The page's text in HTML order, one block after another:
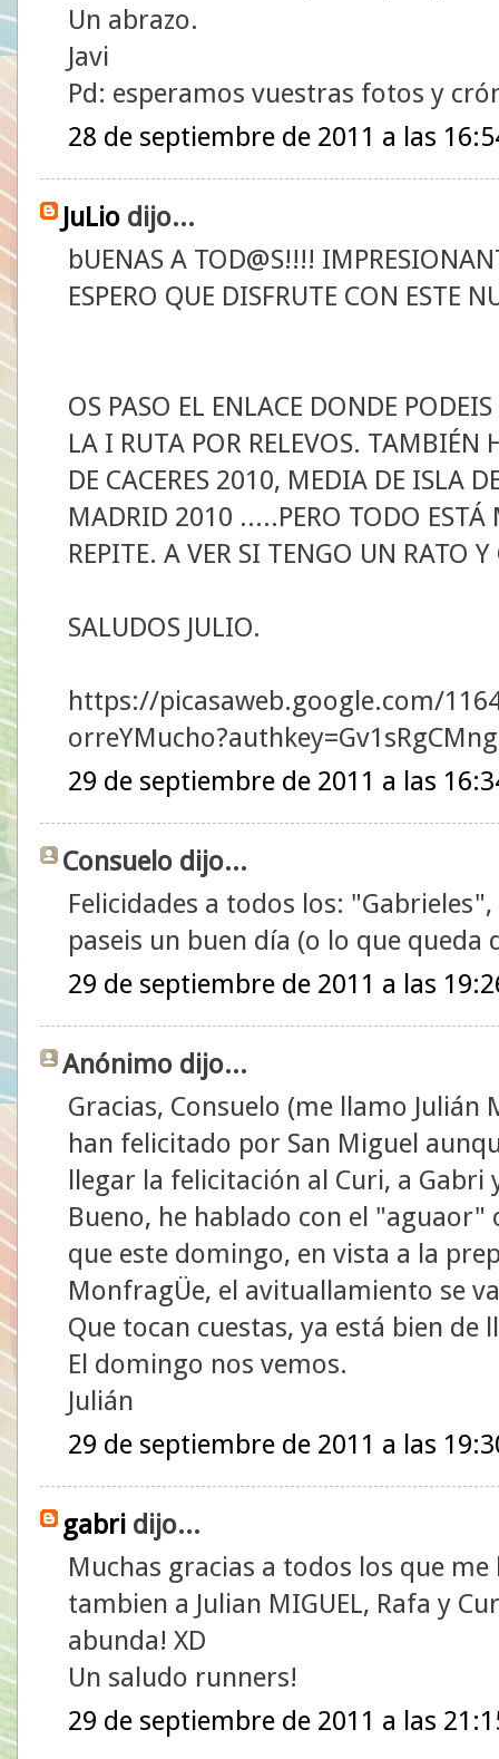
Un abrazo.
Javi
Pd: esperamos vuestras fotos y
28 de septiembre de 2011 a las
JuLio dijo...
bUENAS A TOD@S!!!!
ESPERO QUE DISFRUTE CON ESTE
OS PASO EL ENLACE DONDE
LA I RUTA POR RELEVOS. TAMBIÉN
DE CACERES 2010, MEDIA DE ISLA
MADRID 2010 .....PERO TODO ESTÁ
REPITE. A VER SI TENGO UN RATO
SALUDOS JULIO.
https://picasaweb.google.com/
29 de septiembre de 2011 a las
Consuelo dijo...
Felicidades a todos los:
paseis un buen día (o lo que queda
29 de septiembre de 2011 a las
Anónimo dijo...
Gracias, Consuelo (me llamo
han felicitado por San Miguel
llegar la felicitación al Curi, a Gabri
Bueno, he hablado con el
que este domingo, en vista a la
MonfragÜe, el avituallamiento se
Que tocan cuestas, ya está bien de
El domingo nos vemos.
Julián
29 de septiembre de 2011 a las
gabri dijo...
Muchas gracias a todos los que
tambien a Julian MIGUEL, Rafa y
abunda! XD
Un saludo runners!
29 de septiembre de 2011 a las